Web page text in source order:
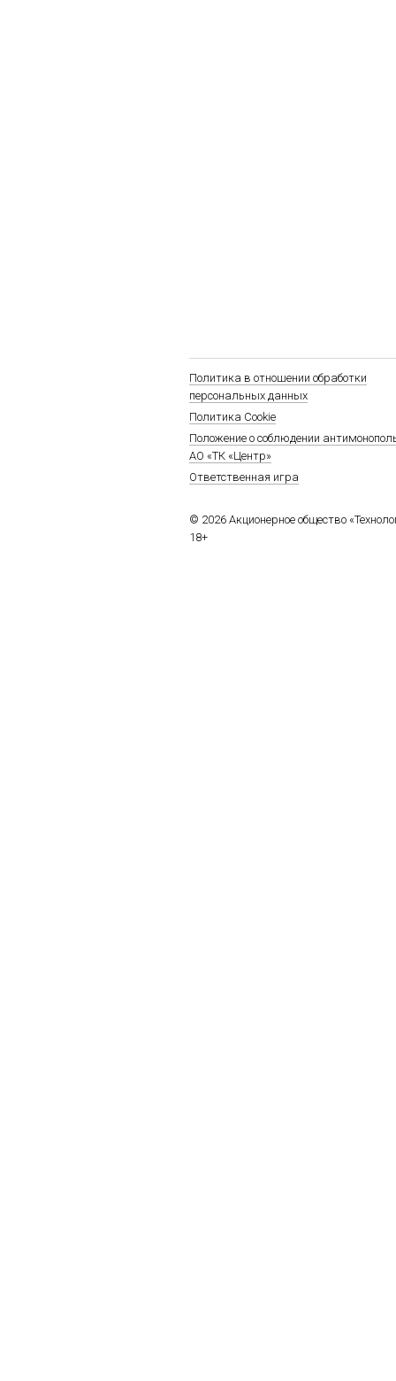
Политика в отношении обработки
персональных данных
Политика Cookie
Положение о соблюдении
АО «ТК «Центр»
Ответственная игра
© 2026 Акционерное общество
18+